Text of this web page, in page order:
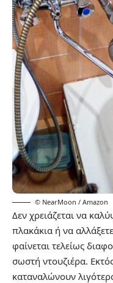
© NearMoon / Amazon
Δεν χρειάζεται να
πλακάκια ή να
φαίνεται τελείως
σωστή ντουζιέρα.
καταναλώνουν